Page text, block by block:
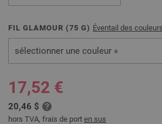
FIL GLAMOUR (75 G) Éventail des couleurs
sélectionner une couleur »
17,52 €
20,46 $
hors TVA, frais de port en sus